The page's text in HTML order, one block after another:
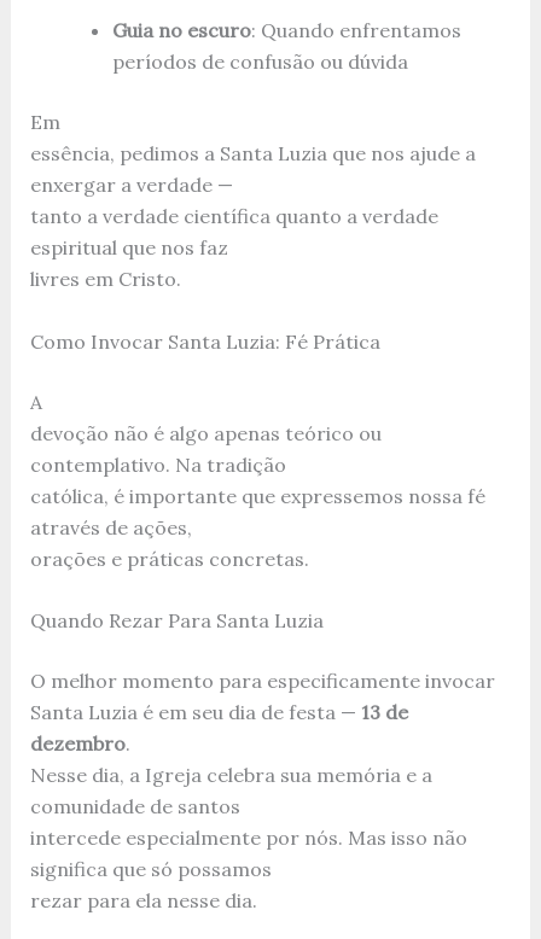
Guia no escuro: Quando enfrentamos
períodos de confusão ou dúvida
Em
essência, pedimos a Santa Luzia que nos ajude a
enxergar a verdade —
tanto a verdade científica quanto a verdade
espiritual que nos faz
livres em Cristo.
Como Invocar Santa Luzia: Fé Prática
A
devoção não é algo apenas teórico ou
contemplativo. Na tradição
católica, é importante que expressemos nossa fé
através de ações,
orações e práticas concretas.
Quando Rezar Para Santa Luzia
O melhor momento para especificamente invocar
Santa Luzia é em seu dia de festa — 13 de
dezembro.
Nesse dia, a Igreja celebra sua memória e a
comunidade de santos
intercede especialmente por nós. Mas isso não
significa que só possamos
rezar para ela nesse dia.